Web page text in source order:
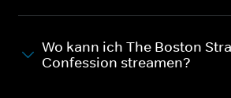
Wo kann ich The Boston
Confession streamen?